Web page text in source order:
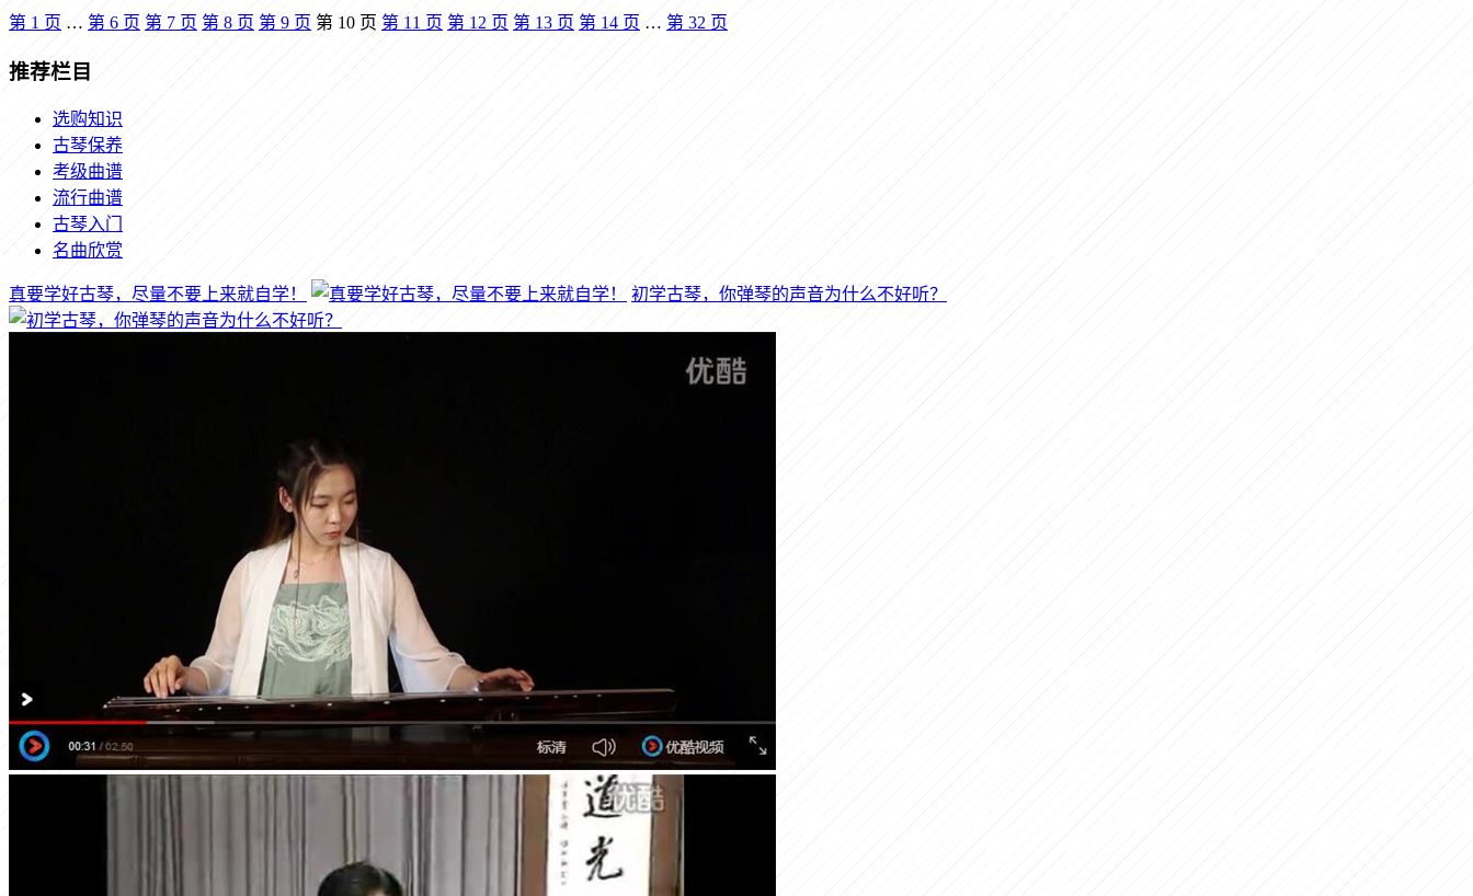
第 1 页 … 第 6 页 第 7 页 第 8 页 第 9 页 第 10 页 第 11 页 第 12 页 第 13 页 第 14 页 … 第 32 页
推荐栏目
选购知识
古琴保养
考级曲谱
流行曲谱
古琴入门
名曲欣赏
真要学好古琴，尽量不要上来就自学！ 初学古琴，你弹琴的声音为什么不好听？